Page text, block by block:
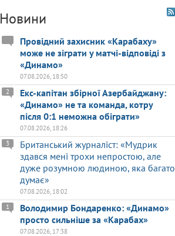
Новини
Провідний захисник «Карабаху»
може не зіграти у матчі-відповіді з
«Динамо»
07.08.2026, 18:50
Екс-капітан збірної Азербайджану:
«Динамо» не та команда, котру
після 0:1 неможна обіграти»
2
07.08.2026, 18:26
Британський журналіст: «Мудрик
здався мені трохи непростою, але
дуже розумною людиною, яка багато
думає»
3
07.08.2026, 18:02
Володимир Бондаренко: «Динамо»
просто сильніше за «Карабах»
1
07.08.2026, 17:38